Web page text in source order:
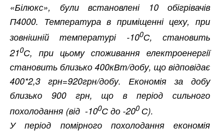
«Білюкс», були встановлені 10 обігрівачів
П4000. Температура в приміщенні цеху, при
зовнішній температурі -100С, становить
210С, при цьому споживання електроенергії
становить близько 400кВт/добу, що відповідає
400*2,3 грн=920грн/добу. Економія за добу
близько 900 грн, що в період сильного
похолодання (від -100С до -200С).
У період помірного похолодання економія